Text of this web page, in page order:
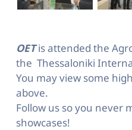
OETis attended the
the Thessaloniki
You may view some
above.
Follow us so you never
showcases!